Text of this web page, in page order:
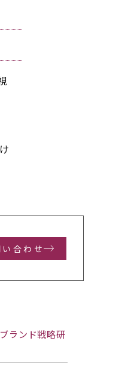
い合わせ
ランド戦略研